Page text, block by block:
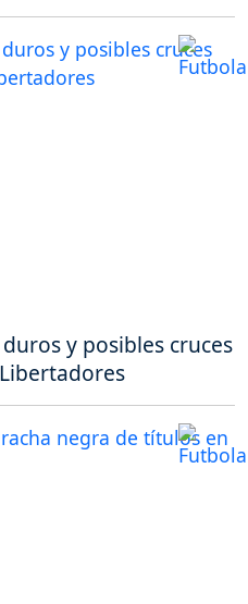
y posibles cruces